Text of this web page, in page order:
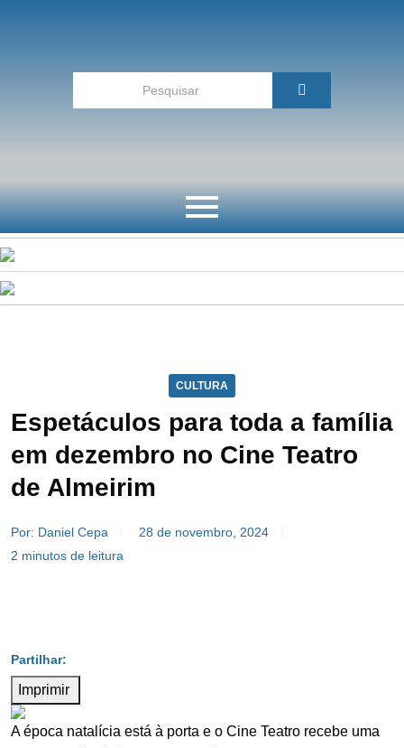
CULTURA
Espetáculos para toda a família
em dezembro no Cine Teatro
de Almeirim
Por: Daniel Cepa
28 de novembro, 2024
2 minutos de leitura
Imprimir
A época natalícia está à porta e o Cine Teatro recebe uma